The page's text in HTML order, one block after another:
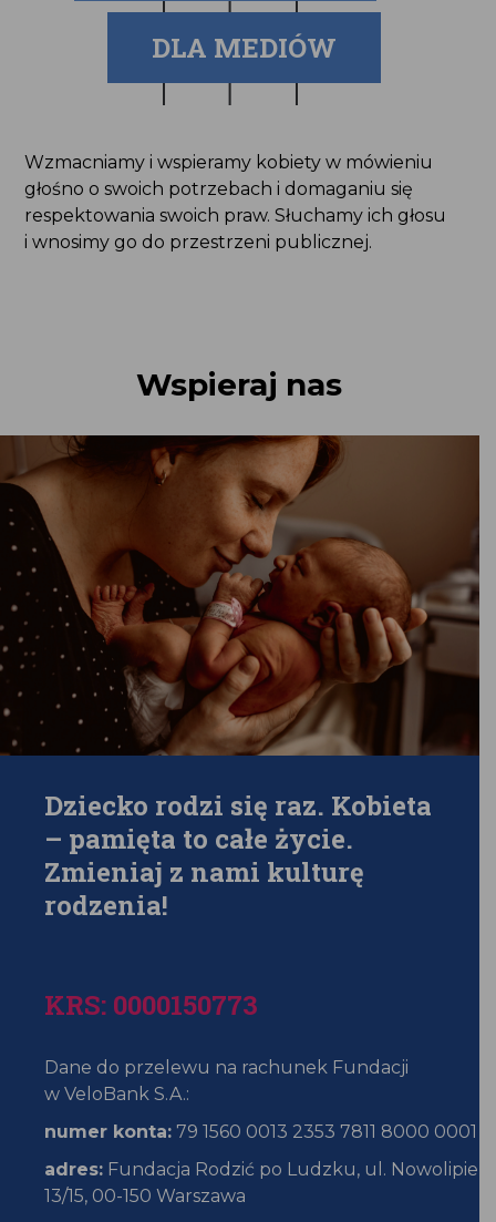
DLA MEDIÓW
Wzmacniamy i wspieramy kobiety w mówieniu
głośno o swoich potrzebach i domaganiu się
respektowania swoich praw. Słuchamy ich głosu
i wnosimy go do przestrzeni publicznej.
Wspieraj nas
Dziecko rodzi się raz. Kobieta
– pamięta to całe życie.
Zmieniaj z nami kulturę
rodzenia!
KRS: 0000150773
Dane do przelewu na rachunek Fundacji
w VeloBank S.A.:
numer konta: 79 1560 0013 2353 7811 8000 0001
adres: Fundacja Rodzić po Ludzku, ul. Nowolipie
13/15, 00-150 Warszawa